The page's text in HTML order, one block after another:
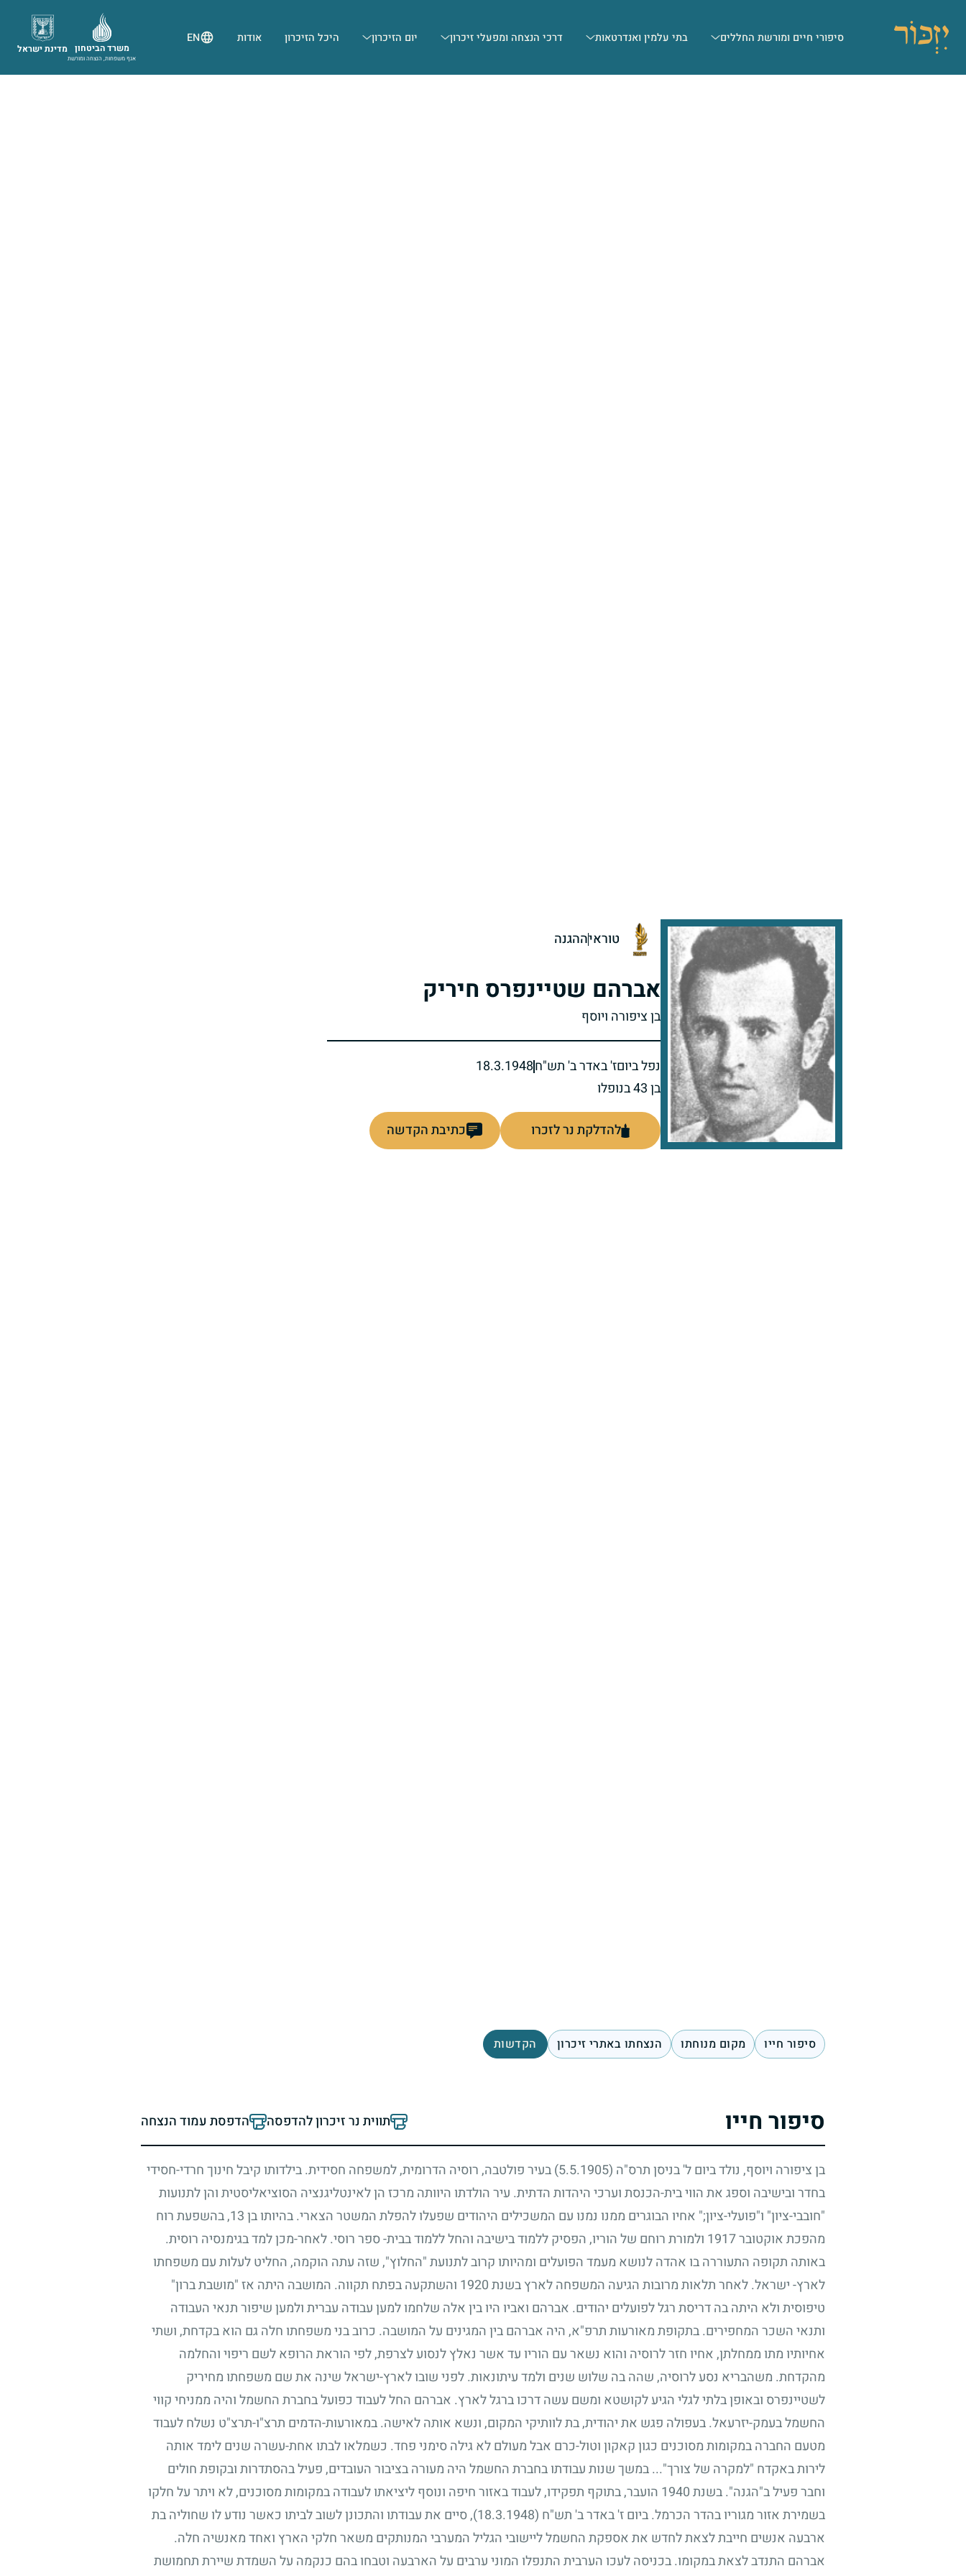
סיפורי חיים ומורשת החללים בתי עלמין ואנדרטאות דרכי הנצחה ומפעלי זיכרון יום הזיכרון היכל הזיכרון אודות EN
מדינת ישראל משרד הביטחון
אגף משפחות, הנצחה ומורשת
טוראיההגנה
אברהם שטיינפרס חיריק
בן ציפורה ויוסף
נפל ביוםז' באדר ב' תש"ח18.3.1948
בן 43 בנופלו
להדלקת נר לזכרו כתיבת הקדשה
סיפור חייו מקום מנוחתו הנצחתו באתרי זיכרון הקדשות
סיפור חייו תווית נר זיכרון להדפסה הדפסת עמוד הנצחה
בן ציפורה ויוסף, נולד ביום ל' בניסן תרס"ה (5.5.1905)
בעיר פולטבה, רוסיה הדרומית, למשפחה חסידית. בילדותו קיבל חינוך חרדי-חסידי
בחדר ובישיבה וספג את הווי בית-הכנסת וערכי היהדות הדתית. עיר הולדתו היוותה מרכז הן לאינטליגנציה הסוציאליסטית והן לתנועות
"חובבי-ציון" ו"פועלי-ציון;" אחיו הבוגרים ממנו נמנו עם המשכילים היהודים שפעלו להפלת המשטר הצארי. בהיותו בן13, בהשפעת רוח
מהפכת אוקטובר1917 ולמורת רוחם של הוריו, הפסיק ללמוד בישיבה והחל ללמוד בבית- ספר רוסי. לאחר-מכן למד בגימנסיה רוסית.
באותה תקופה התעוררה בו אהדה לנושא מעמד הפועלים ומהיותו קרוב לתנועת "החלוץ", שזה עתה הוקמה, החליט לעלות עם משפחתו
לארץ- ישראל. לאחר תלאות מרובות הגיעה המשפחה לארץ בשנת1920 והשתקעה בפתח תקווה. המושבה היתה אז "מושבת ברון"
טיפוסית ולא היתה בה דריסת רגל לפועלים יהודים. אברהם ואביו היו בין אלה שלחמו למען עבודה עברית ולמען שיפור תנאי העבודה
ותנאי השכר המחפירים. בתקופת מאורעות תרפ"א, היה אברהם בין המגינים על המושבה. כרוב בני משפחתו חלה גם הוא בקדחת, ושתי
אחיותיו מתו ממחלתן, אחיו חזר לרוסיה והוא נשאר עם הוריו עד אשר נאלץ לנסוע לצרפת, לפי הוראת הרופא לשם ריפוי והחלמה
מהקדחת. משהבריא נסע לרוסיה, שהה בה שלוש שנים ולמד עיתונאות. לפני שובו לארץ-ישראל שינה את שם משפחתו מחיריק
לשטיינפרס ובאופן בלתי לגלי הגיע לקושטא ומשם עשה דרכו ברגל לארץ. אברהם החל לעבוד כפועל בחברת החשמל והיה ממניחי קווי
החשמל בעמק-יזרעאל. בעפולה פגש את יהודית, בת לוותיקי המקום, ונשא אותה לאישה. במאורעות-הדמים תרצ"ו-תרצ"ט נשלח לעבוד
מטעם החברה במקומות מסוכנים כגון קאקון וטול-כרם אבל מעולם לא גילה סימני פחד. כשמלאו לבתו אחת-עשרה שנים לימד אותה
לירות באקדח "למקרה של צורך"... במשך שנות עבודתו בחברת החשמל היה מעורה בציבור העובדים, פעיל בהסתדרות ובקופת חולים
וחבר פעיל ב"הגנה". בשנת1940 הועבר, בתוקף תפקידו, לעבוד באזור חיפה ונוסף ליציאתו לעבודה במקומות מסוכנים, לא ויתר על חלקו
בשמירת אזור מגוריו בהדר הכרמל. ביום ז' באדר ב' תש"ח (18.3.1948)
, סיים את עבודתו והתכונן לשוב לביתו כאשר נודע לו שחוליה בת
ארבעה אנשים חייבת לצאת לחדש את אספקת החשמל ליישובי הגליל המערבי המנותקים משאר חלקי הארץ ואחד מאנשיה חלה.
אברהם התנדב לצאת במקומו. בכניסה לעכו הערבית התנפלו המוני ערבים על הארבעה וטבחו בהם כנקמה על השמדת שיירת תחמושת